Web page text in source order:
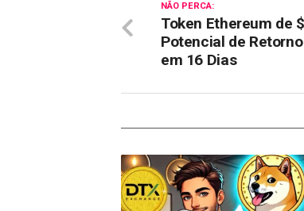
NÃO PERCA:
Token Ethereum de
Potencial de
em 16 Dias